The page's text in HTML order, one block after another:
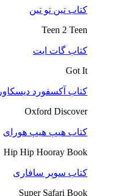
کتاب تین تو تین
Teen 2 Teen
کتاب گات ایت
Got It
کتاب آکسفورد دیسکاور
Oxford Discover
کتاب هیپ هیپ هورای
Hip Hip Hooray Book
کتاب سوپر سافاری
Super Safari Book